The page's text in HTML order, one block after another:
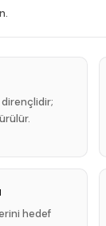
dirençlidir;
hedef